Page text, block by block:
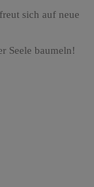
sich auf neue
Seele baumeln!